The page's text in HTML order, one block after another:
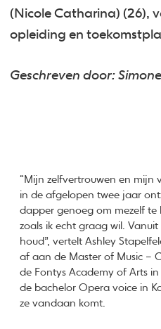
(Nicole Catharina) (26),
opleiding en
Geschreven door:
“Mijn zelfvertrouwen en mijn
in de afgelopen twee jaar
dapper genoeg om mezelf te
zoals ik echt graag wil.
houd”, vertelt Ashley
af aan de Master of Music –
de Fontys Academy of Arts
de bachelor Opera voice in
ze vandaan komt.